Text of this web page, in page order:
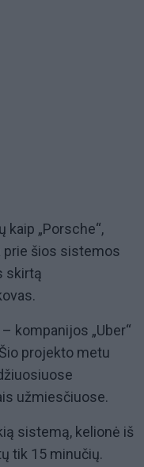
kaip „Porsche“,
prie šios sistemos
skirtą
kompanijos „Uber“
projekto metu
užmiesčiuose.
sistemą, kelionė iš
tik 15 minučių.